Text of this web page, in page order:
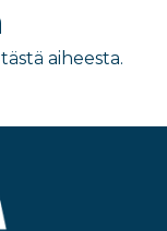
o
oaiheesta.